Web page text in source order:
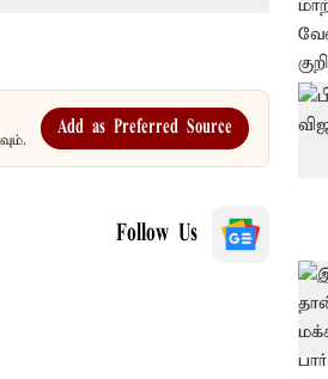
Add as Preferred Source
Follow Us